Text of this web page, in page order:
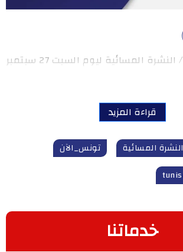
وطنية: تونس الآن/ النشرة المسائية ليوم السبت 27 سبتمبر
قراءة المزيد
النشرة المسائية
تونس_الآن
خدماتنا